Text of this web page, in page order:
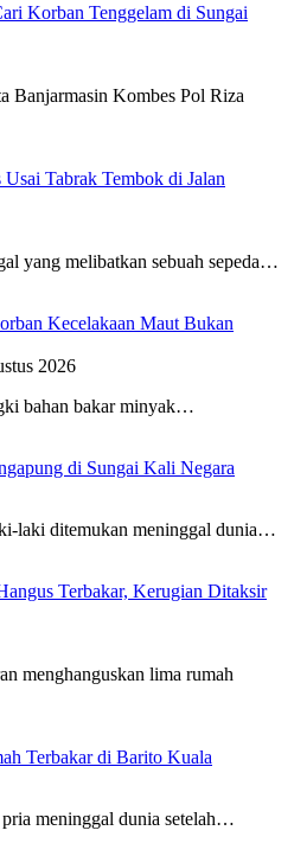
Korban Tenggelam di Sungai
Kombes Pol Riza
Tabrak Tembok di Jalan
yang melibatkan sebuah sepeda…
Kecelakaan Maut Bukan
2026
bahan bakar minyak…
di Sungai Kali Negara
laki ditemukan meninggal dunia…
Terbakar, Kerugian Ditaksir
menghanguskan lima rumah
Terbakar di Barito Kuala
meninggal dunia setelah…